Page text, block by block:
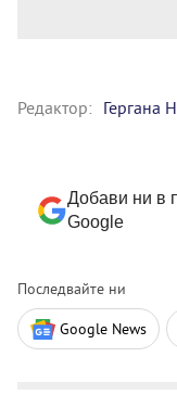
Редактор: Гергана
Добави ни в
Google
Последвайте ни
Google News